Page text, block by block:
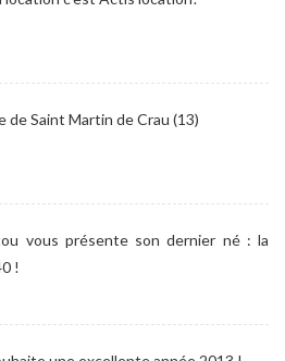
de Saint Martin de Crau (13)
vous présente son dernier né : la
!